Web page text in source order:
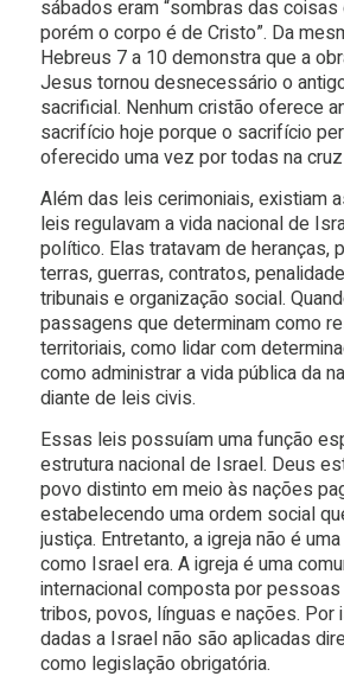
sábados eram “sombras das coisas
porém o corpo é de Cristo”. Da
Hebreus 7 a 10 demonstra que a
Jesus tornou desnecessário o
sacrificial. Nenhum cristão oferece
sacrifício hoje porque o sacrifício
oferecido uma vez por todas na
Além das leis cerimoniais, existiam
leis regulavam a vida nacional de
político. Elas tratavam de heranças,
terras, guerras, contratos,
tribunais e organização social.
passagens que determinam como
territoriais, como lidar com
como administrar a vida pública da
diante de leis civis.
Essas leis possuíam uma função
estrutura nacional de Israel. Deus
povo distinto em meio às nações
estabelecendo uma ordem social
justiça. Entretanto, a igreja não é
como Israel era. A igreja é uma
internacional composta por
tribos, povos, línguas e nações. Por
dadas a Israel não são aplicadas
como legislação obrigatória.